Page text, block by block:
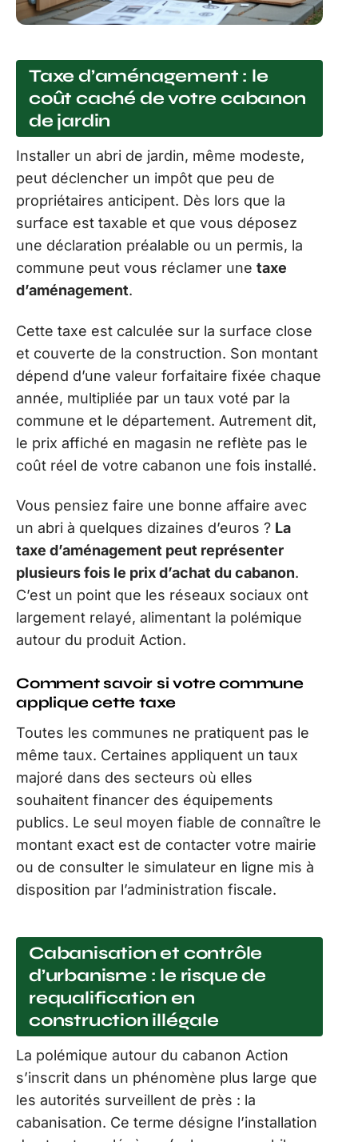
Taxe d’aménagement : le
coût caché de votre cabanon
de jardin
Installer un abri de jardin, même modeste,
peut déclencher un impôt que peu de
propriétaires anticipent. Dès lors que la
surface est taxable et que vous déposez
une déclaration préalable ou un permis, la
commune peut vous réclamer une taxe
d’aménagement.
Cette taxe est calculée sur la surface close
et couverte de la construction. Son montant
dépend d’une valeur forfaitaire fixée chaque
année, multipliée par un taux voté par la
commune et le département. Autrement dit,
le prix affiché en magasin ne reflète pas le
coût réel de votre cabanon une fois installé.
Vous pensiez faire une bonne affaire avec
un abri à quelques dizaines d’euros ? La
taxe d’aménagement peut représenter
plusieurs fois le prix d’achat du cabanon.
C’est un point que les réseaux sociaux ont
largement relayé, alimentant la polémique
autour du produit Action.
Comment savoir si votre commune
applique cette taxe
Toutes les communes ne pratiquent pas le
même taux. Certaines appliquent un taux
majoré dans des secteurs où elles
souhaitent financer des équipements
publics. Le seul moyen fiable de connaître le
montant exact est de contacter votre mairie
ou de consulter le simulateur en ligne mis à
disposition par l’administration fiscale.
Cabanisation et contrôle
d’urbanisme : le risque de
requalification en
construction illégale
La polémique autour du cabanon Action
s’inscrit dans un phénomène plus large que
les autorités surveillent de près : la
cabanisation. Ce terme désigne l’installation